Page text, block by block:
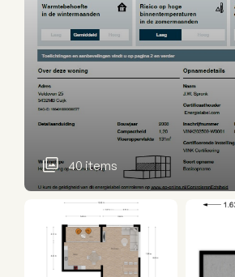
40 items